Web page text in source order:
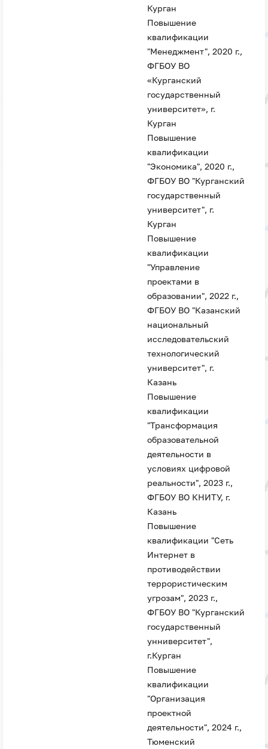
Курган
Повышение
квалификации
"Менеджмент", 2020 г.,
ФГБОУ ВО
«Курганский
государственный
университет», г.
Курган
Повышение
квалификации
"Экономика", 2020 г.,
ФГБОУ ВО "Курганский
государственный
университет", г.
Курган
Повышение
квалификации
"Управление
проектами в
образовании", 2022 г.,
ФГБОУ ВО "Казанский
национальный
исследовательский
технологический
университет", г.
Казань
Повышение
квалификации
"Трансформация
образовательной
деятельности в
условиях цифровой
реальности", 2023 г.,
ФГБОУ ВО КНИТУ, г.
Казань
Повышение
квалификации "Сеть
Интернет в
противодействии
террористическим
угрозам", 2023 г.,
ФГБОУ ВО "Курганский
государственный
унниверситет",
г.Курган
Повышение
квалификации
"Организация
проектной
деятельности", 2024 г.,
Тюменский